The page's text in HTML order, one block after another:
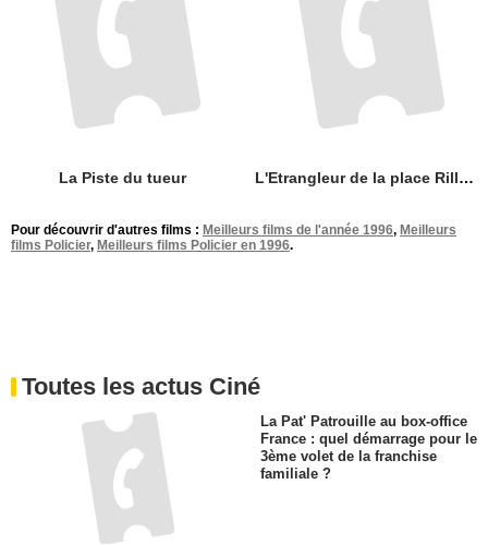
La Piste du tueur L'Etrangleur de la place Rillington
Pour découvrir d'autres films : Meilleurs films de l'année 1996, Meilleurs
films Policier, Meilleurs films Policier en 1996.
Toutes les actus Ciné
La Pat' Patrouille au box-office
France : quel démarrage pour le
3ème volet de la franchise
familiale ?